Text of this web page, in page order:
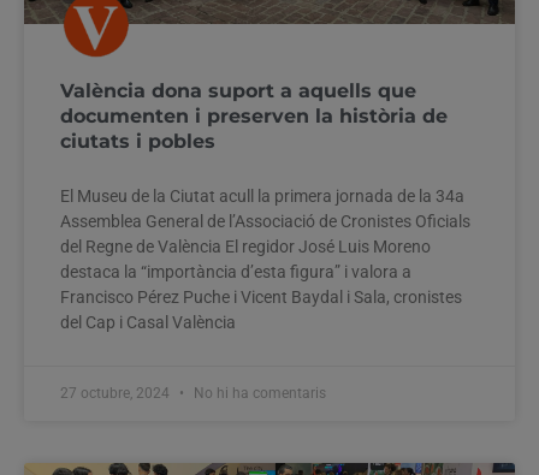
València dona suport a aquells que
documenten i preserven la història de
ciutats i pobles
El Museu de la Ciutat acull la primera jornada de la 34a
Assemblea General de l’Associació de Cronistes Oficials
del Regne de València El regidor José Luis Moreno
destaca la “importància d’esta figura” i valora a
Francisco Pérez Puche i Vicent Baydal i Sala, cronistes
del Cap i Casal València
27 octubre, 2024 No hi ha comentaris